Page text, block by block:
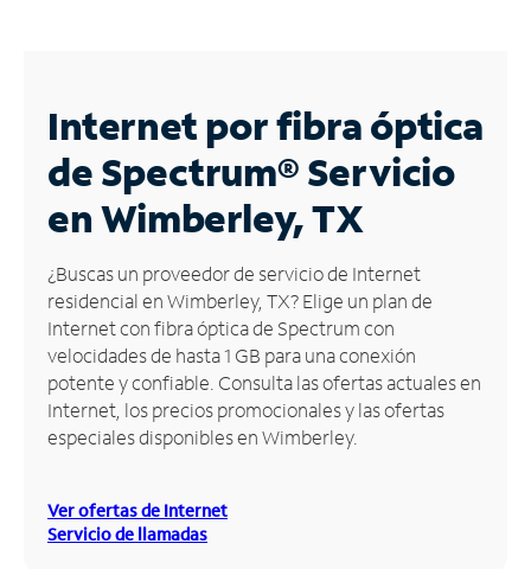
Business
Contáctanos
Inglés
Administrar
cuenta
Encuentra
una
tienda
Internet por fibra óptica
de Spectrum®Servicio
en Wimberley, TX
¿Buscas un proveedor de servicio de Internet
residencial en Wimberley, TX? Elige un plan de
Internet con fibra óptica de Spectrum con
velocidades de hasta 1 GB para una conexión
potente y confiable. Consulta las ofertas actuales en
Internet, los precios promocionales y las ofertas
especiales disponibles en Wimberley.
Ver ofertas de Internet
Servicio de llamadas